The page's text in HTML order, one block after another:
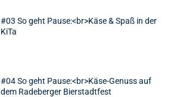
#03 So geht Pause:<br>Käse & Spaß in der
KiTa
#04 So geht Pause:<br>Käse-Genuss auf
dem Radeberger Bierstadtfest